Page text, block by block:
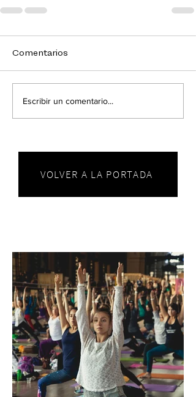
Comentarios
Escribir un comentario...
VOLVER A LA PORTADA